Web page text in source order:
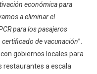
económica para
a eliminar el
para los pasajeros
de vacunación”.
gobiernos locales para
restaurantes a escala